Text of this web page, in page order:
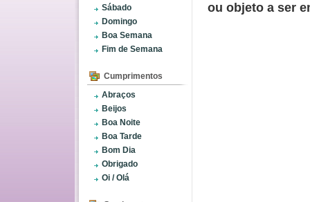
Sábado
Domingo
Boa Semana
Fim de Semana
Cumprimentos
Abraços
Beijos
Boa Noite
Boa Tarde
Bom Dia
Obrigado
Oi / Olá
ou objeto a ser